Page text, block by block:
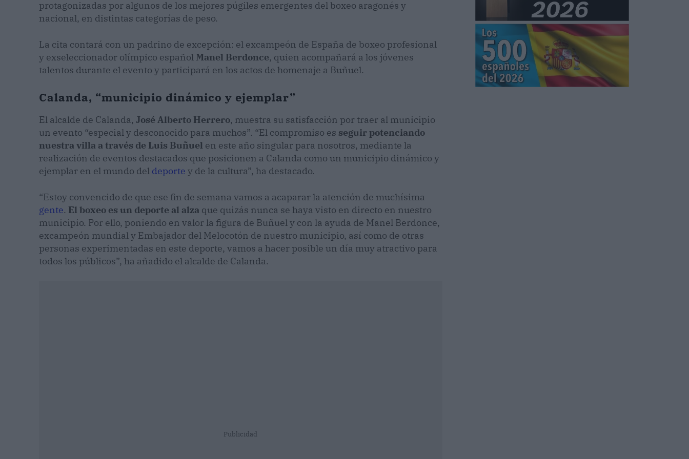
protagonizadas por algunos de los mejores púgiles emergentes del boxeo aragonés y
nacional, en distintas categorías de peso.
La cita contará con un padrino de excepción: el excampeón de España de boxeo profesional
y exseleccionador olímpico español Manel Berdonce, quien acompañará a los jóvenes
talentos durante el evento y participará en los actos de homenaje a Buñuel.
Calanda, “municipio dinámico y ejemplar”
El alcalde de Calanda, José Alberto Herrero, muestra su satisfacción por traer al municipio
un evento “especial y desconocido para muchos”. “El compromiso es seguir potenciando
nuestra villa a través de Luis Buñuel en este año singular para nosotros, mediante la
realización de eventos destacados que posicionen a Calanda como un municipio dinámico y
ejemplar en el mundo del deporte y de la cultura”, ha destacado.
“Estoy convencido de que ese fin de semana vamos a acaparar la atención de muchísima
gente. El boxeo es un deporte al alza que quizás nunca se haya visto en directo en nuestro
municipio. Por ello, poniendo en valor la figura de Buñuel y con la ayuda de Manel Berdonce,
excampeón mundial y Embajador del Melocotón de nuestro municipio, así como de otras
personas experimentadas en este deporte, vamos a hacer posible un día muy atractivo para
todos los públicos”, ha añadido el alcalde de Calanda.
Publicidad